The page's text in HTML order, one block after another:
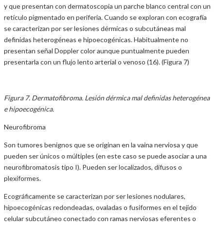
y que presentan con dermatoscopia un parche blanco central con un
retículo pigmentado en periferia. Cuando se exploran con ecografía
se caracterizan por ser lesiones dérmicas o subcutáneas mal
definidas heterogéneas e hipoecogénicas. Habitualmente no
presentan señal Doppler color aunque puntualmente pueden
presentarla con un flujo lento arterial o venoso (16). (Figura 7)
Figura 7. Dermatofibroma. Lesión dérmica mal definidas heterogénea
e hipoecogénica.
Neurofibroma
Son tumores benignos que se originan en la vaina nerviosa y que
pueden ser únicos o múltiples (en este caso se puede asociar a una
neurofibromatosis tipo I). Pueden ser localizados, difusos o
plexiformes.
Ecográficamente se caracterizan por ser lesiones nodulares,
hipoecogénicas redondeadas, ovaladas o fusiformes en el tejido
celular subcutáneo conectado con ramas nerviosas eferentes o